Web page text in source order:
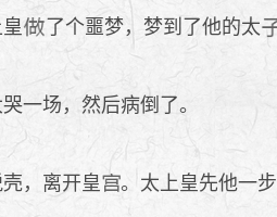
了个噩梦，梦到了他的太
一场，然后病倒了。
，离开皇 。太上皇先他一步